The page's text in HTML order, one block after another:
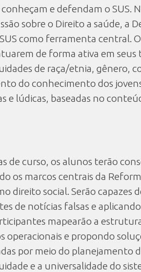
e defendam o
sobre o Direito a saúde, a
como ferramenta central.
de forma ativa em
de raça/etnia, gênero,
do conhecimento dos
e lúdicas, baseadas no
de curso, os alunos terão
os marcos centrais da
direito social. Serão
de notícias falsas e
mapearão a
e propondo
por meio do planejamento
e a universalidade do